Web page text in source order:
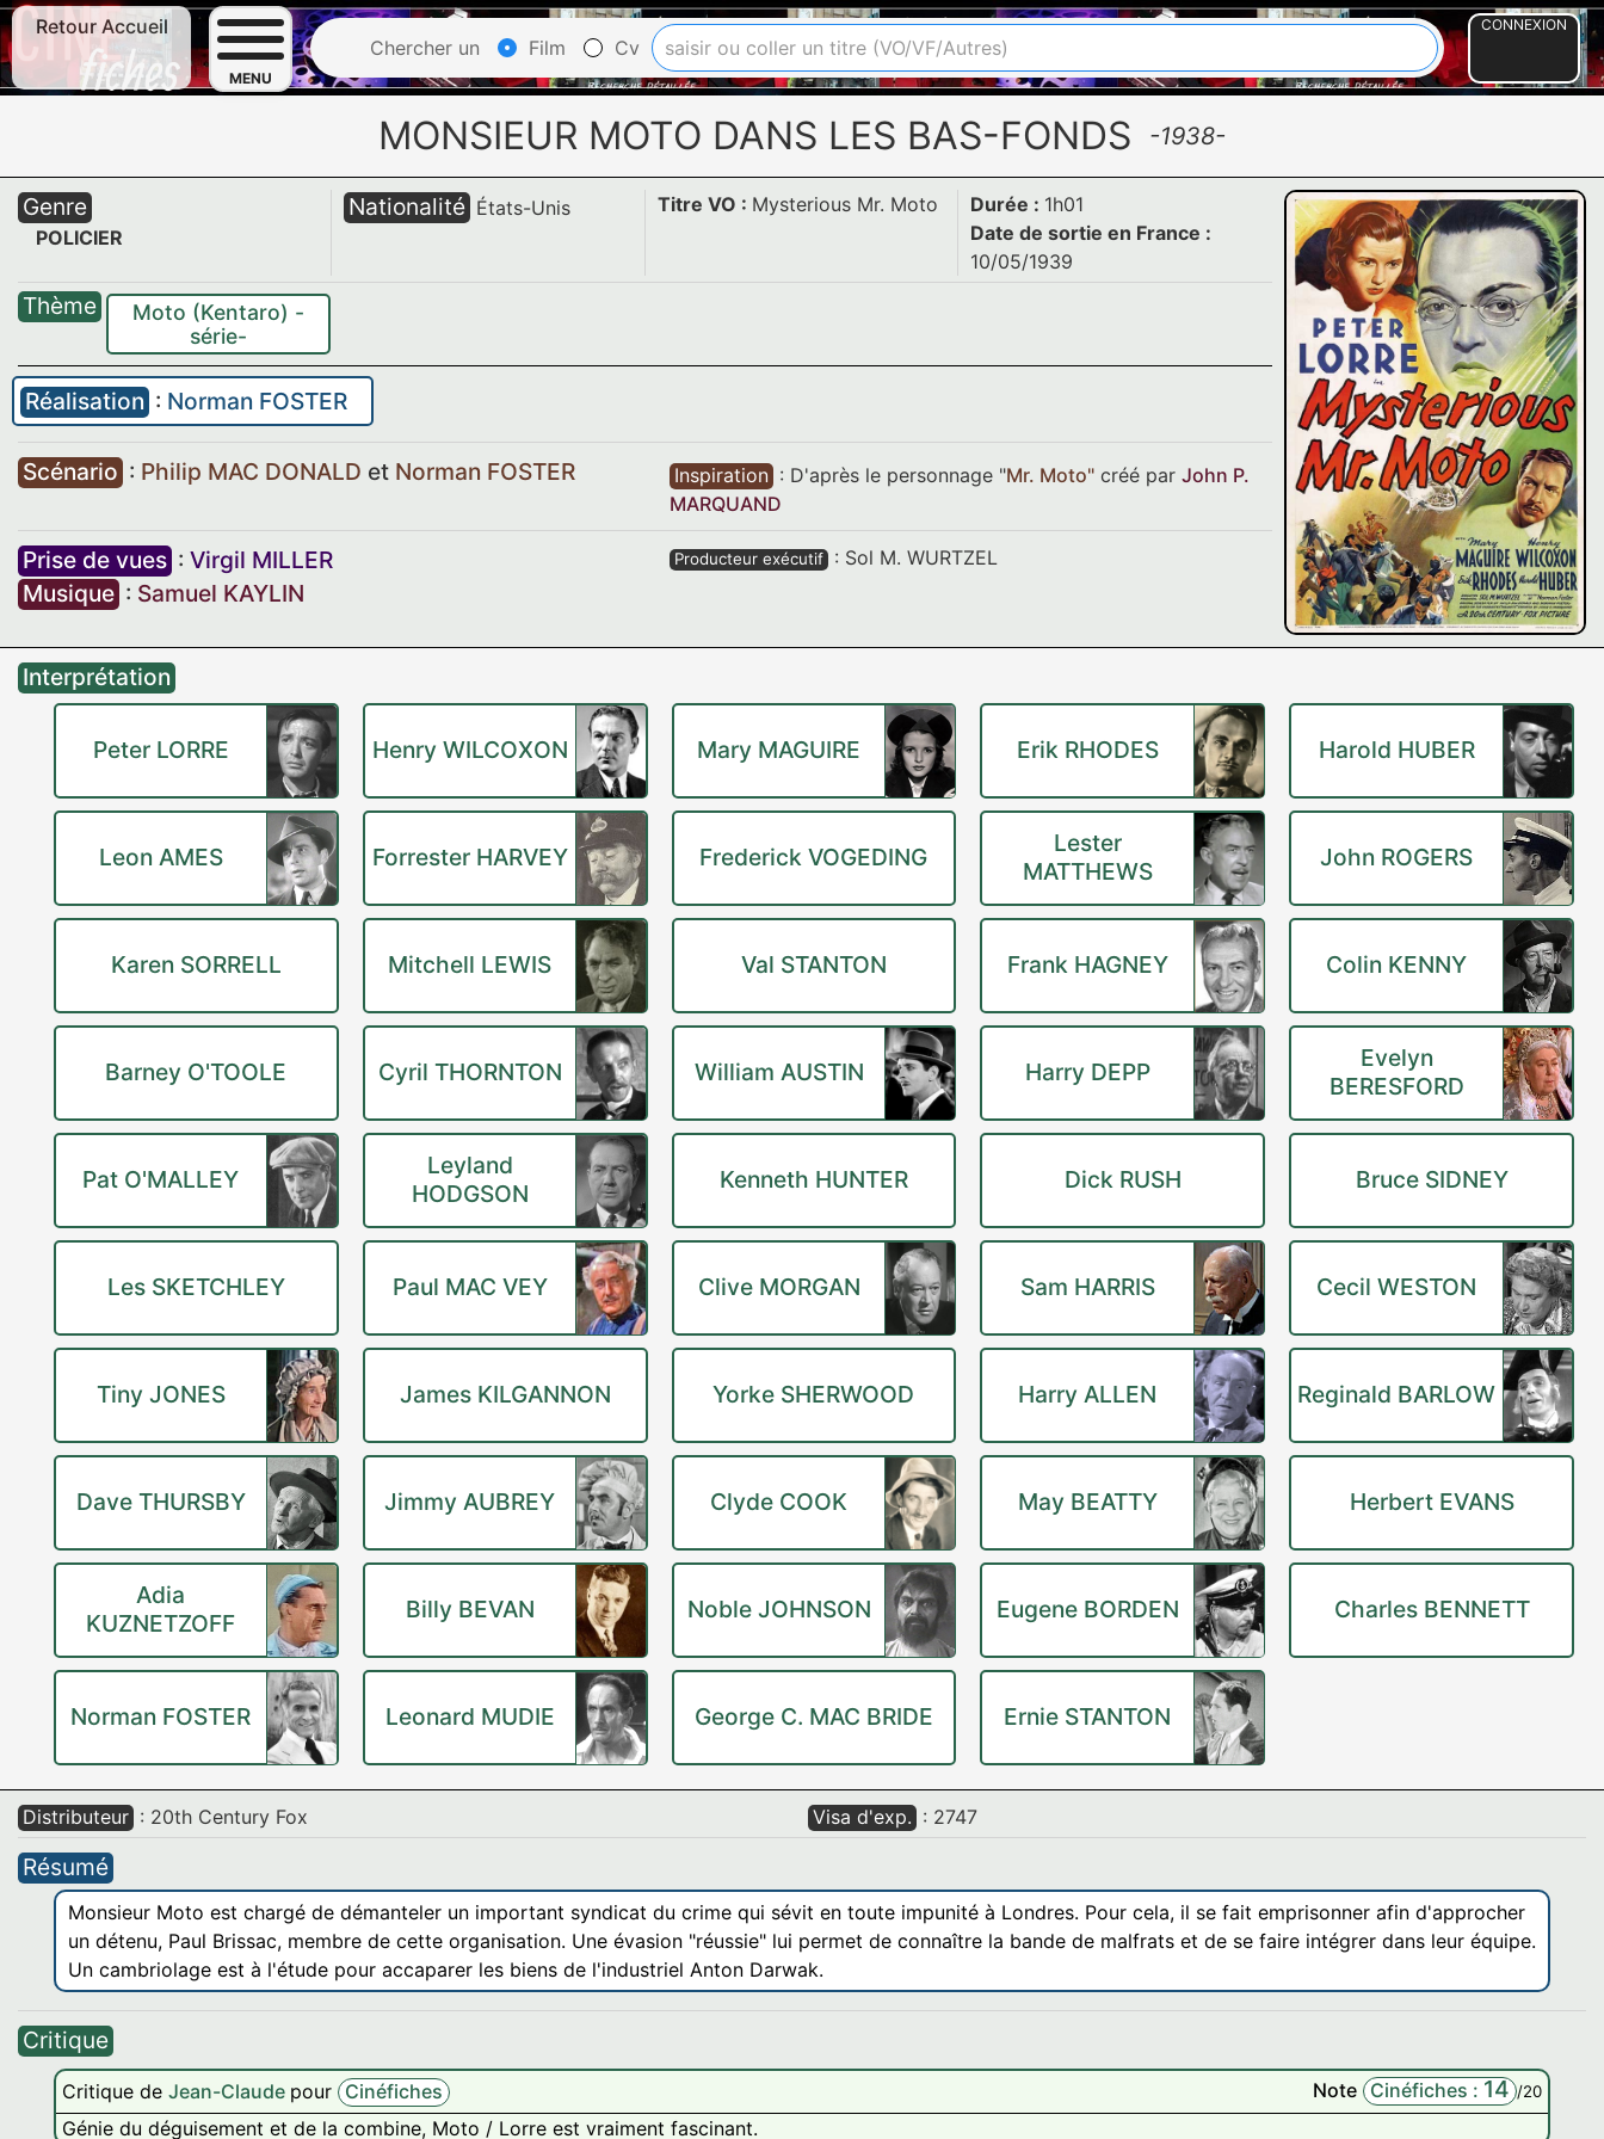
Retour Accueil
MENU
Chercher un Film Cv
CONNEXION
MONSIEUR MOTO DANS LES BAS-FONDS -1938-
Genre
POLICIER
Nationalité États-Unis Titre VO : Mysterious Mr. Moto Durée : 1h01
Date de sortie en France :
10/05/1939
Thème
Moto (Kentaro) -
série-
Réalisation : Norman FOSTER
Scénario : Philip MAC DONALD et Norman FOSTER Inspiration : D'après le personnage "Mr. Moto"créé par John P.
MARQUAND
Prise de vues : Virgil MILLER
Musique : Samuel KAYLIN
Producteur exécutif : Sol M. WURTZEL
Interprétation
Peter LORRE Henry WILCOXON Mary MAGUIRE Erik RHODES Harold HUBER
Leon AMES Forrester HARVEY Frederick VOGEDING
Lester
MATTHEWS
John ROGERS
Karen SORRELL Mitchell LEWIS Val STANTON Frank HAGNEY Colin KENNY
Barney O'TOOLE Cyril THORNTON William AUSTIN Harry DEPP
Evelyn
BERESFORD
Pat O'MALLEY
Leyland
HODGSON
Kenneth HUNTER Dick RUSH Bruce SIDNEY
Les SKETCHLEY Paul MAC VEY Clive MORGAN Sam HARRIS Cecil WESTON
Tiny JONES James KILGANNON Yorke SHERWOOD Harry ALLEN Reginald BARLOW
Dave THURSBY Jimmy AUBREY Clyde COOK May BEATTY Herbert EVANS
Adia
KUZNETZOFF
Billy BEVAN Noble JOHNSON Eugene BORDEN Charles BENNETT
Norman FOSTER Leonard MUDIE George C. MAC BRIDE Ernie STANTON
Distributeur : 20th Century Fox Visa d'exp. : 2747
Résumé
Monsieur Moto est chargé de démanteler un important syndicat du crime qui sévit en toute impunité à Londres. Pour cela, il se fait emprisonner afin d'approcher
un détenu, Paul Brissac, membre de cette organisation. Une évasion "réussie" lui permet de connaître la bande de malfrats et de se faire intégrer dans leur équipe.
Un cambriolage est à l'étude pour accaparer les biens de l'industriel Anton Darwak.
Critique
Critique de Jean-Claude pour Cinéfiches Note Cinéfiches : 14 /20
Génie du déguisement et de la combine, Moto / Lorre est vraiment fascinant.